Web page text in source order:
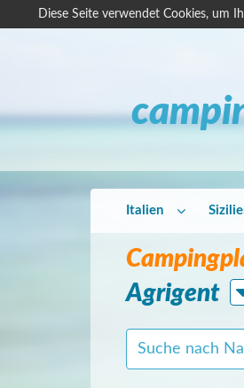
Diese Seite verwendet Cookies, um
Agrigent
Italien